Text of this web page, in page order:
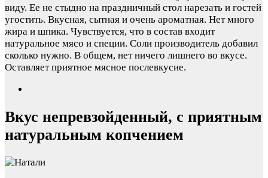
виду. Ее не стыдно на праздничный стол нарезать и гостей
угостить. Вкусная, сытная и очень ароматная. Нет много
жира и шпика. Чувствуется, что в состав входит
натуральное мясо и специи. Соли производитель добавил
сколько нужно. В общем, нет ничего лишнего во вкусе.
Оставляет приятное мясное послевкусие.
Вкус непревзойденный, с приятным
натуральным копчением